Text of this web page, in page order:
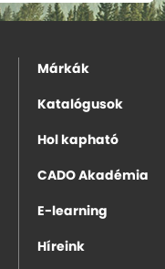
Márkák
Katalógusok
Hol kapható
CADO Akadémia
E-learning
Híreink